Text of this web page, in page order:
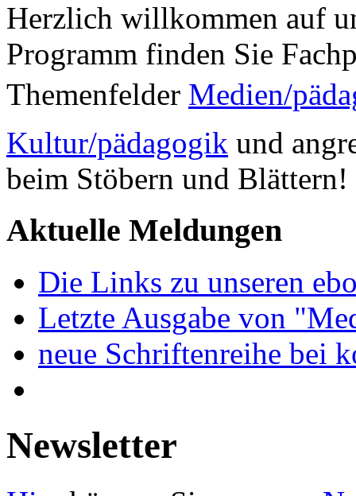
Herzlich willkommen auf
Programm finden Sie
Themenfelder Medien/
Kultur/pädagogik und
beim Stöbern und Blättern!
Aktuelle Meldungen
Die Links zu unseren
Letzte Ausgabe von
neue Schriftenreihe bei
Newsletter